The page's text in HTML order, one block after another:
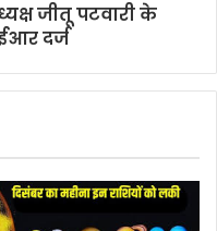
जीतू पटवारी के
दर्ज